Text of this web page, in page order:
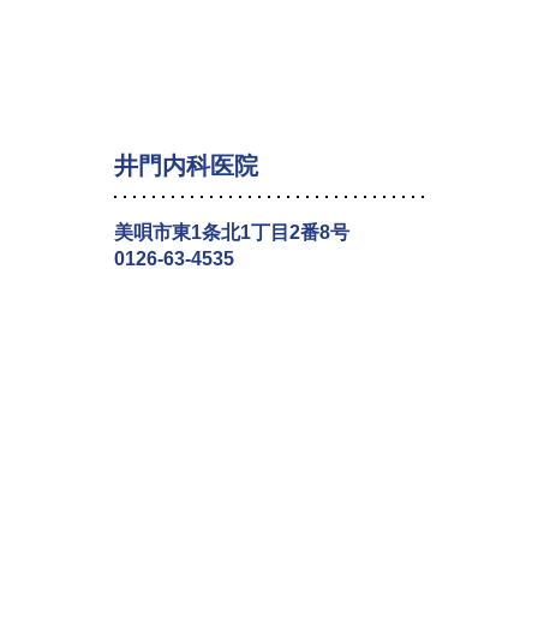
井門内科医院
美唄市東1条北1丁目2番8号
0126-63-4535